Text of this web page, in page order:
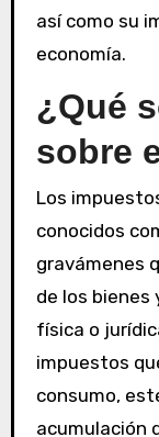
así como su
economía.
¿Qué
sobre
Los
conocidos
gravámenes
de los bienes
física o
impuestos
consumo,
acumulación